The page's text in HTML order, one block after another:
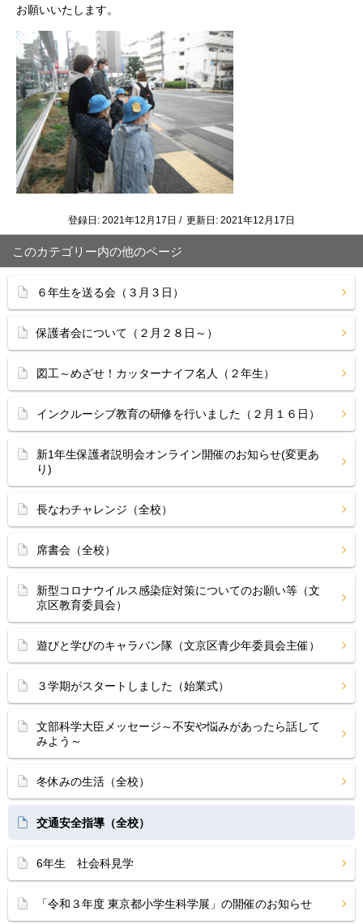
お願いいたします。
登録日: 2021年12月17日 / 更新日: 2021年12月17日
このカテゴリー内の他のページ
６年生を送る会（３月３日）
保護者会について（２月２８日～）
図工～めざせ！カッターナイフ名人（２年生）
インクルーシブ教育の研修を行いました（２月１６日）
新1年生保護者説明会オンライン開催のお知らせ(変更あ
り)
長なわチャレンジ（全校）
席書会（全校）
新型コロナウイルス感染症対策についてのお願い等（文
京区教育委員会）
遊びと学びのキャラバン隊（文京区青少年委員会主催）
３学期がスタートしました（始業式）
文部科学大臣メッセージ～不安や悩みがあったら話して
みよう～
冬休みの生活（全校）
交通安全指導（全校）
6年生 社会科見学
「令和３年度 東京都小学生科学展」の開催のお知らせ